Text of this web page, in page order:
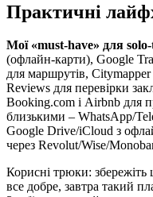
Практичні
Мої «must‑have» для
(офлайн‑карти), Google
для маршрутів,
Reviews для перевірки
Booking.com і Airbnb для
близькими – WhatsApp/
Google Drive/iCloud з
через Revolut/Wise/
Корисні трюки:
все добре, завтра такий